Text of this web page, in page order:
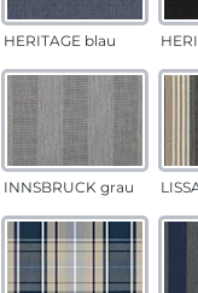
HERITAGE blau
INNSBRUCK grau